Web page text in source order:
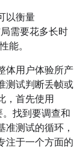
以衡量
需要花多长时
能。
体用户体验所产
测试判断丢帧或
，首先使用
找到要调查和
测试的循环，
注于一个方面的